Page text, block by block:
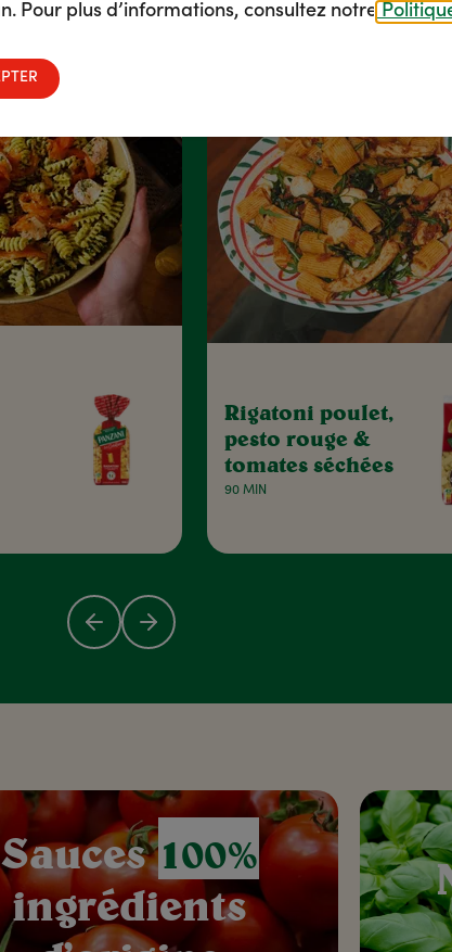
IDÉES RECETTES NOS CONSEILS
Rigatoni poulet,
pesto rouge &
tomates séchées
90 MIN
Sauces100%
ingrédients
Pour plus d’informations, consultez notre